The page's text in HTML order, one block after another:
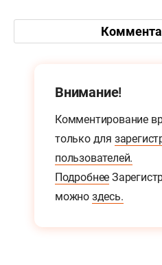
Внимание!
Комментирование
только для
пользователей.
Подробнее
можно здесь.